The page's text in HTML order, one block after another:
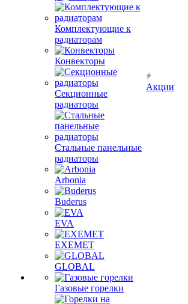
Комплектующие к
радиаторам
Конвекторы
Секционные
радиаторы
Стальные панельные
радиаторы
Arbonia
Buderus
EVA
EXEMET
GLOBAL
Газовые горелки
Акции